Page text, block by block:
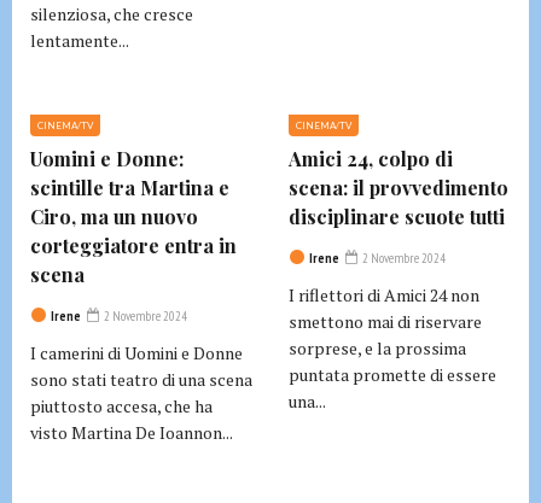
silenziosa, che cresce
lentamente...
CINEMA/TV
Uomini e Donne:
scintille tra Martina e
Ciro, ma un nuovo
corteggiatore entra in
scena
Irene 2 Novembre 2024
I camerini di Uomini e Donne
sono stati teatro di una scena
piuttosto accesa, che ha
visto Martina De Ioannon...
CINEMA/TV
Amici 24, colpo di
scena: il provvedimento
disciplinare scuote tutti
Irene 2 Novembre 2024
I riflettori di Amici 24 non
smettono mai di riservare
sorprese, e la prossima
puntata promette di essere
una...